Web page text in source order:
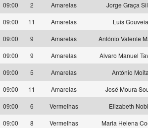
09:00
2 Amarelas
Jorge Graça
09:00
11 Amarelas
Luis Gouveia
09:00
9 Amarelas
António Valente
09:00
9 Amarelas
Alvaro Manuel
09:00
5 Amarelas
António
09:00
11 Amarelas
José Moura
09:00
6 Vermelhas
Elizabeth
09:00
8 Vermelhas
Maria Helena